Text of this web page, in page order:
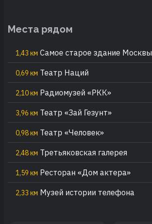
Места рядом
1,43 км Самое старое здание Москвы
0,69 км Театр Наций
2,10 км Радиомузей «РКК»
3,96 км Театр «Зай Гезунт»
0,98 км Театр «Человек»
2,48 км Третьяковская галерея
1,59 км Ресторан «Дом актера»
2,33 км Музей истории телефона